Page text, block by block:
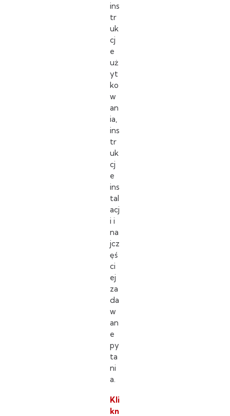
ins
tr
uk
cj
e
uż
yt
ko
w
an
ia,
ins
tr
uk
cj
e
ins
tal
acj
i i
na
jcz
ęś
ci
ej
za
da
w
an
e
py
ta
ni
a.
Kli
kn